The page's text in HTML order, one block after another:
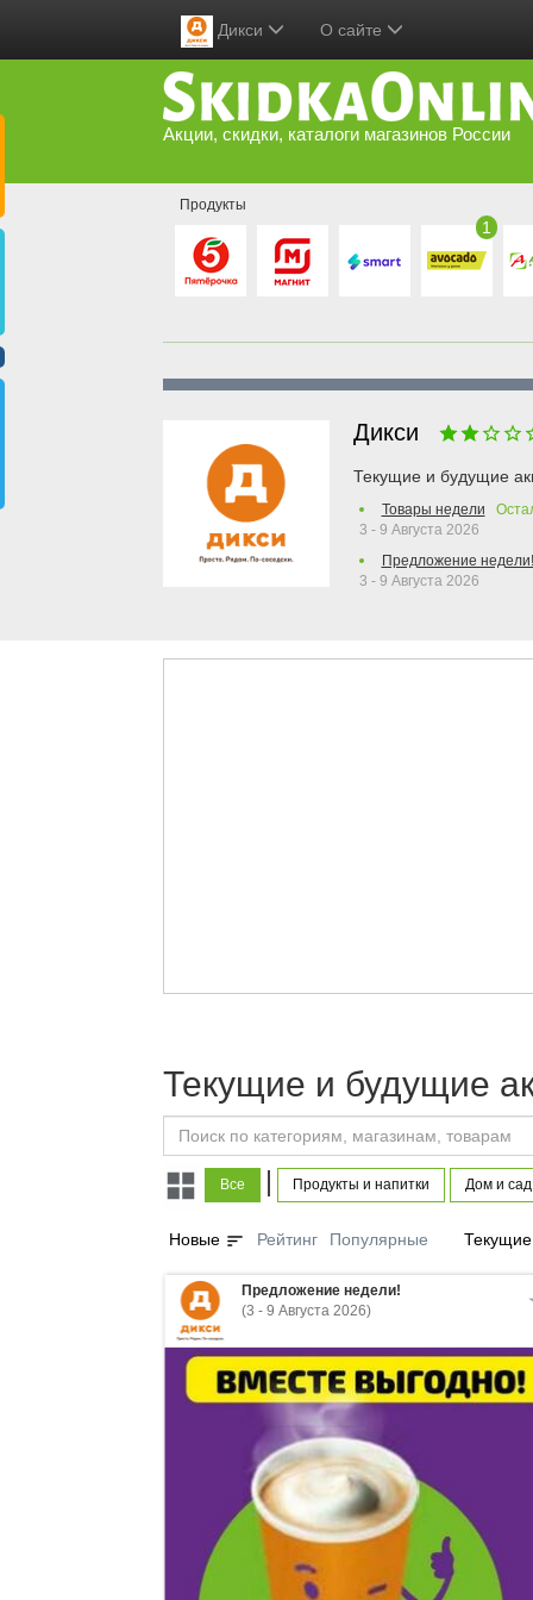
Дикси О сайте
Акции, скидки, каталоги магазинов России
Продукты
1
Дикси
Текущие и будущие
Товары недели
3 - 9 Августа 2026
Предложение недели!
3 - 9 Августа 2026
Текущие и будущие
Все | Продукты и напитки Дом и сад
Новые sort Рейтинг Популярные Текущие
Предложение недели!
(3 - 9 Августа 2026)